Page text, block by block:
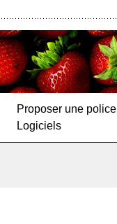
Proposer une police
Logiciels